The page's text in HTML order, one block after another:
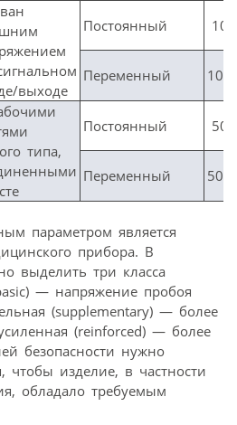
выходе
Постоянный 10
Переменный 100
типа,
Постоянный 50
Переменный 500
параметром является
прибора. В
выделить три класса
— напряжение пробоя
(supplementary) — более
(reinforced) — более
безопасности нужно
чтобы изделие, в частности
обладало требуемым